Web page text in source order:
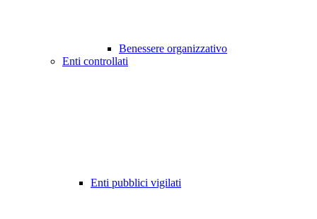
Benessere organizzativo
Enti controllati
Enti pubblici vigilati